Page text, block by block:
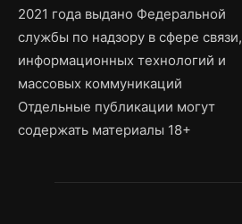
2021 года выдано Федеральной
службы по надзору в сфере связи,
информационных технологий и
массовых коммуникаций
Отдельные публикации могут
содержать материалы 18+